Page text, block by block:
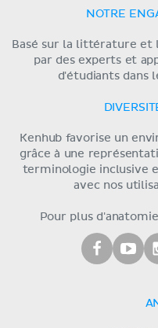
NOTRE
Basé sur la littérature et
par des experts et
d'étudiants dans
Kenhub favorise un
grâce à une
terminologie inclusive
avec nos
Pour plus